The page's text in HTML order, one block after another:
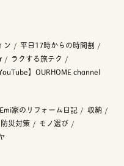
ン
平日17時からの時間割
ラクする旅テク
YouTube】OURHOME channel
Emi家のリフォーム日記
収納
防災対策
モノ選び